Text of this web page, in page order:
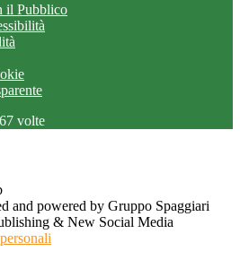
il Pubblico
volte
and powered by Gruppo Spaggiari
& New Social Media